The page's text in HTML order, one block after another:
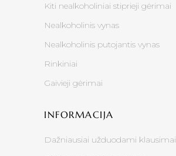
Kiti nealkoholiniai stiprieji gėrimai
Nealkoholinis vynas
Nealkoholinis putojantis vynas
Rinkiniai
Gaivieji gėrimai
INFORMACIJA
Dažniausiai užduodami klausimai